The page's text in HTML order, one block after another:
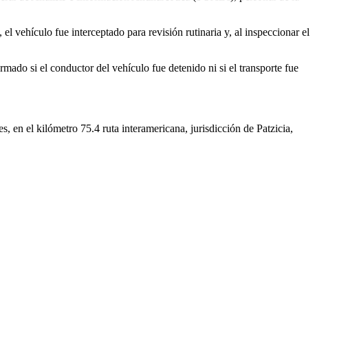
vehículo fue interceptado para revisión rutinaria y, al inspeccionar el
si el conductor del vehículo fue detenido ni si el transporte fue
en el kilómetro 75.4 ruta interamericana, jurisdicción de Patzicia,